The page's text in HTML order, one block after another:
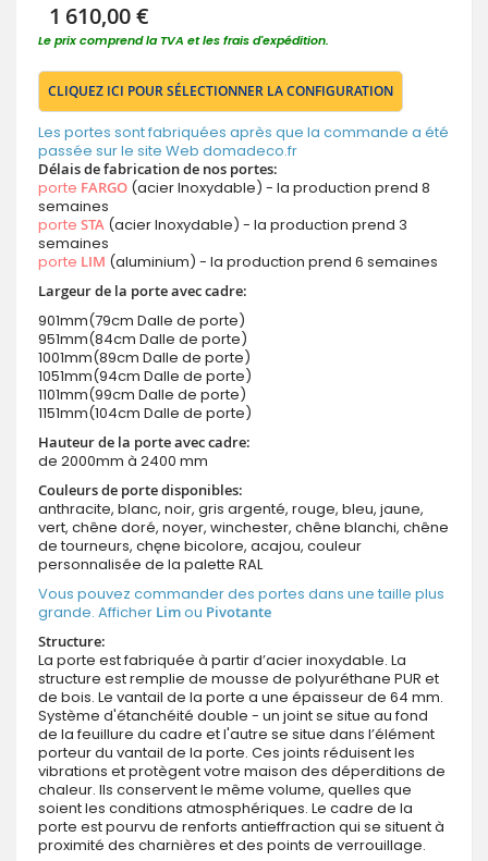
1 610,00 €
Le prix comprend la TVA et les frais d'expédition.
CLIQUEZ ICI POUR SÉLECTIONNER LA CONFIGURATION
Les portes sont fabriquées après que la commande a été
passée sur le site Web domadeco.fr
Délais de fabrication de nos portes:
porte FARGO (acier Inoxydable) - la production prend 8
semaines
porte STA (acier Inoxydable) - la production prend 3
semaines
porte LIM (aluminium) - la production prend 6 semaines
Largeur de la porte avec cadre:
901mm(79cm Dalle de porte)
951mm(84cm Dalle de porte)
1001mm(89cm Dalle de porte)
1051mm(94cm Dalle de porte)
1101mm(99cm Dalle de porte)
1151mm(104cm Dalle de porte)
Hauteur de la porte avec cadre:
de 2000mm à 2400 mm
Couleurs de porte disponibles:
anthracite, blanc, noir, gris argenté, rouge, bleu, jaune,
vert, chêne doré, noyer, winchester, chêne blanchi, chêne
de tourneurs, chęne bicolore, acajou, couleur
personnalisée de la palette RAL
Vous pouvez commander des portes dans une taille plus
grande. Afficher Limou Pivotante
Structure:
La porte est fabriquée à partir d’acier inoxydable. La
structure est remplie de mousse de polyuréthane PUR et
de bois. Le vantail de la porte a une épaisseur de 64 mm.
Système d'étanchéité double - un joint se situe au fond
de la feuillure du cadre et l'autre se situe dans l’élément
porteur du vantail de la porte. Ces joints réduisent les
vibrations et protègent votre maison des déperditions de
chaleur. Ils conservent le même volume, quelles que
soient les conditions atmosphériques. Le cadre de la
porte est pourvu de renforts antieffraction qui se situent à
proximité des charnières et des points de verrouillage.